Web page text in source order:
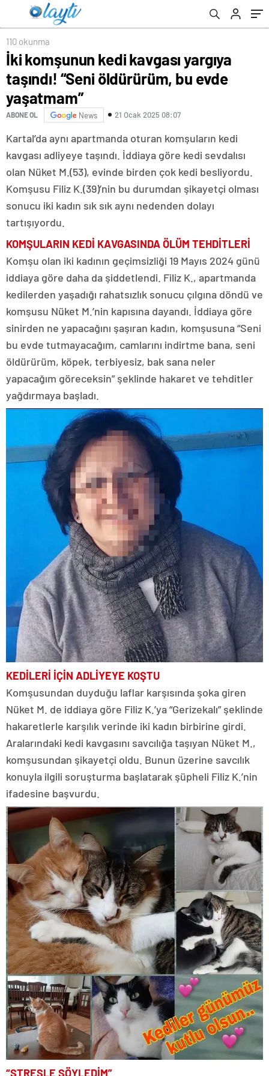
110 okunma
İki komşunun kedi kavgası yargıya
taşındı! “Seni öldürürüm, bu evde
yaşatmam”
ABONE OL News 21 Ocak 2025 08:07
Kartal’da aynı apartmanda oturan komşuların kedi
kavgası adliyeye taşındı. İddiaya göre kedi sevdalısı
olan Nüket M.(53), evinde birden çok kedi besliyordu.
Komşusu Filiz K.(39)’nin bu durumdan şikayetçi olması
sonucu iki kadın sık sık aynı nedenden dolayı
tartışıyordu.
KOMŞULARIN KEDİ KAVGASINDA ÖLÜM TEHDİTLERİ
Komşu olan iki kadının geçimsizliği 19 Mayıs 2024 günü
iddiaya göre daha da şiddetlendi. Filiz K., apartmanda
kedilerden yaşadığı rahatsızlık sonucu çılgına döndü ve
komşusu Nüket M.’nin kapısına dayandı. İddiaya göre
sinirden ne yapacağını şaşıran kadın, komşusuna “Seni
bu evde tutmayacağım, camlarını indirtme bana, seni
öldürürüm, köpek, terbiyesiz, bak sana neler
yapacağım göreceksin” şeklinde hakaret ve tehditler
yağdırmaya başladı.
KEDİLERİ İÇİN ADLİYEYE KOŞTU
Komşusundan duyduğu laflar karşısında şoka giren
Nüket M. de iddiaya göre Filiz K.’ya “Gerizekalı” şeklinde
hakaretlerle karşılık verinde iki kadın birbirine girdi.
Aralarındaki kedi kavgasını savcılığa taşıyan Nüket M.,
komşusundan şikayetçi oldu. Bunun üzerine savcılık
konuyla ilgili soruşturma başlatarak şüpheli Filiz K.’nin
ifadesine başvurdu.
“STRESLE SÖYLEDİM”